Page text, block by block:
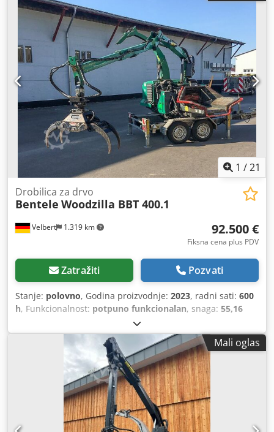
1 /21
Velbert 1.319 km
Drobilica za drvo
Bentele Woodzilla BBT 400.1
92.500 €
Fiksna cena plus PDV
Zatražiti Pozvati
Stanje: polovno, Godina proizvodnje: 2023, radni sati: 600
h, Funkcionalnost: potpuno funkcionalan, snaga: 55,16
, ukupna težina:
je kompaktan, snažan i mobilan bubanj čiper sa
agresivnim uvlačenjem, postavljen na tandem šasiji
prikolice nosivosti 3,5 tona, sa mogućnošću okretanja od
360°. Tehnički podaci Godina proizvodnje: 2023 Radni sati:
cca 600 sati Pogon: dizel, Deutz TCD 2.9, 55 kW (75 KS),
Stage 5 Uvlačenje: 320 x 500 mm Bubanj čipera: 400 x 500
mm, 4 noža Maks. prečnik stabla: 32 cm Podupirači:
četvorostruka hidraulika Dkedoykzlzepfx Anrer Z-dizalica
Mali oglas